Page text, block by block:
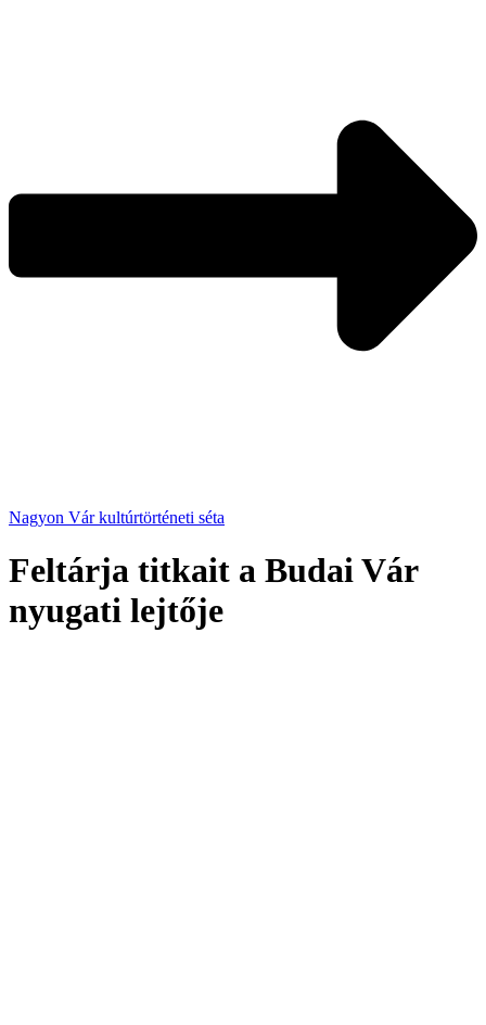
Nagyon Vár kultúrtörténeti séta
Feltárja titkait a Budai Vár
nyugati lejtője